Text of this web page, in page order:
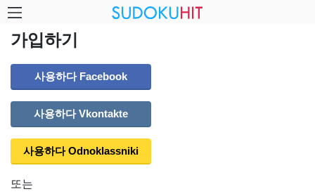
가입하기
사용하다 Facebook
사용하다 Vkontakte
사용하다 Odnoklassniki
또는